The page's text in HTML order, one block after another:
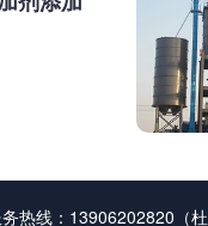
热线：13906202820（杜